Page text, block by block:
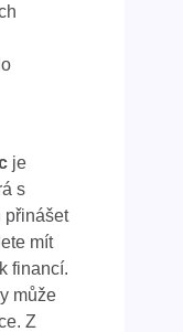
je
s
přinášet
mít
financí.
může
Z